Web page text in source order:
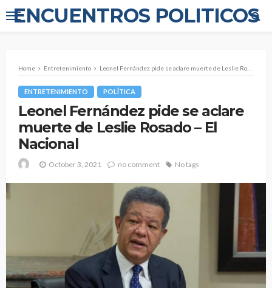
ENCUENTROS POLITICOS
Home Entretenimiento Leonel Fernández pide se aclare muerte de Leslie Rosado – El Nacional
ENTRETENIMIENTO POLÍTICA
Leonel Fernández pide se aclare
muerte de Leslie Rosado – El
Nacional
October 3, 2021 no comment No tags